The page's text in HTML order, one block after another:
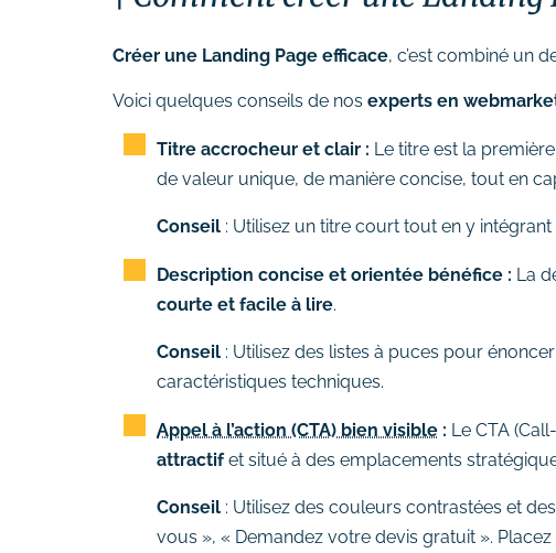
# Formation Photoshop
# Formation Intelligence
Créer une Landing Page efficace, c’est combiné un
Voici quelques conseils de nos experts en
Titre accrocheur et clair : Le titre est la
de valeur unique, de manière concise, tout en
Conseil : Utilisez un titre court tout en y
Description concise et orientée bénéfice : La
courte et facile à lire.
Conseil : Utilisez des listes à puces pour
caractéristiques techniques.
Appel à l’action (CTA) bien visible : Le CTA
attractifet situé à des emplacements
Conseil : Utilisez des couleurs contrastées et
vous », « Demandez votre devis gratuit ».